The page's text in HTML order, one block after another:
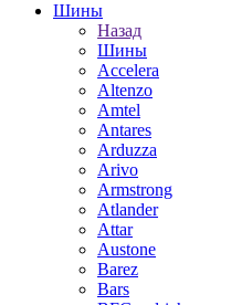
Шины
Назад
Шины
Accelera
Altenzo
Amtel
Antares
Arduzza
Arivo
Armstrong
Atlander
Attar
Austone
Barez
Bars